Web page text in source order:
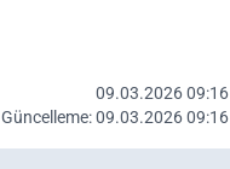
09.03.2026 09:16
Güncelleme: 09.03.2026 09:16